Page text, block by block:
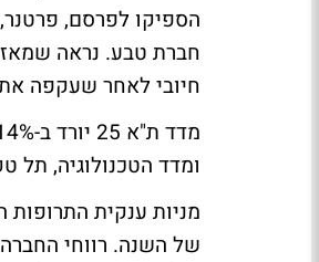
הספיקו לפרסם, פרטנר,
חברת טבע. נראה
חיובי לאחר שעקפה
ומדד הטכנולוגיה, תל טק 15 מתרומם ב-0.3% לרמת 404.15